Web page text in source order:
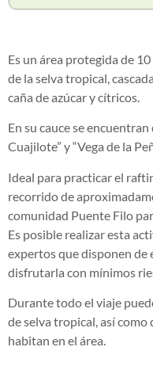
Es un área protegida de
de la selva tropical,
caña de azúcar y cítricos.
En su cauce se
Cuajilote” y “Vega de la
Ideal para practicar el
recorrido de
comunidad Puente Filo
Es posible realizar esta
expertos que disponen de
disfrutarla con mínimos
Durante todo el viaje
de selva tropical, así como
habitan en el área.